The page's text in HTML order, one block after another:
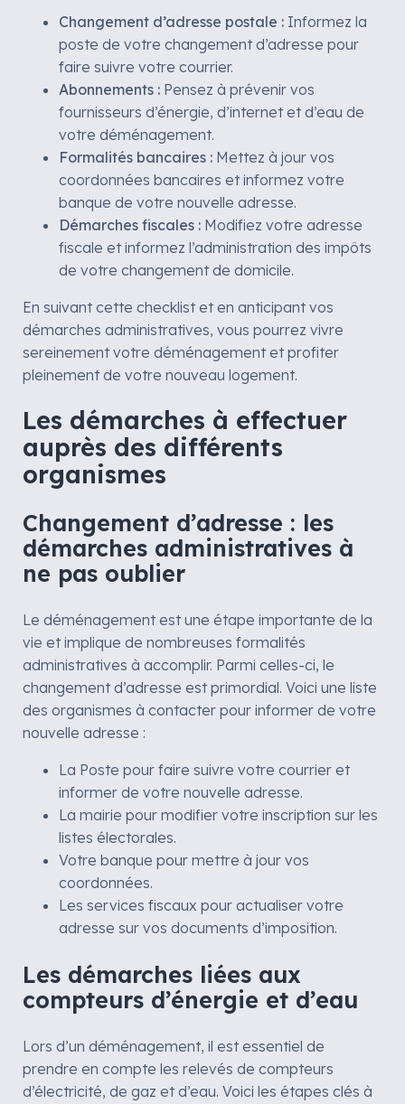
Changement d’adresse postale : Informez la
poste de votre changement d’adresse pour
faire suivre votre courrier.
Abonnements : Pensez à prévenir vos
fournisseurs d’énergie, d’internet et d’eau de
votre déménagement.
Formalités bancaires : Mettez à jour vos
coordonnées bancaires et informez votre
banque de votre nouvelle adresse.
Démarches fiscales : Modifiez votre adresse
fiscale et informez l’administration des impôts
de votre changement de domicile.
En suivant cette checklist et en anticipant vos
démarches administratives, vous pourrez vivre
sereinement votre déménagement et profiter
pleinement de votre nouveau logement.
Les démarches à effectuer
auprès des différents
organismes
Changement d’adresse : les
démarches administratives à
ne pas oublier
Le déménagement est une étape importante de la
vie et implique de nombreuses formalités
administratives à accomplir. Parmi celles-ci, le
changement d’adresse est primordial. Voici une liste
des organismes à contacter pour informer de votre
nouvelle adresse :
La Poste pour faire suivre votre courrier et
informer de votre nouvelle adresse.
La mairie pour modifier votre inscription sur les
listes électorales.
Votre banque pour mettre à jour vos
coordonnées.
Les services fiscaux pour actualiser votre
adresse sur vos documents d’imposition.
Les démarches liées aux
compteurs d’énergie et d’eau
Lors d’un déménagement, il est essentiel de
prendre en compte les relevés de compteurs
d’électricité, de gaz et d’eau. Voici les étapes clés à